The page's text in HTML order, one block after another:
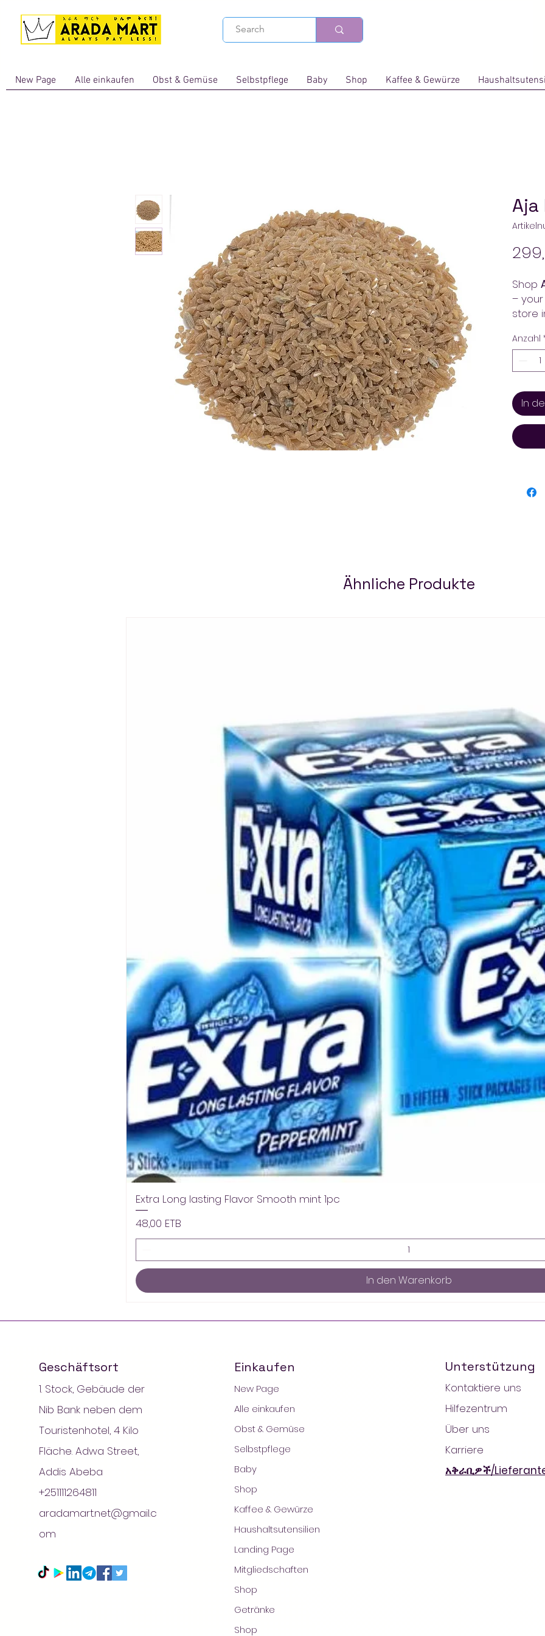
New Page Alle einkaufen Obst & Gemüse Selbstpflege Baby Shop Kaffee & Gewürze
Aja
Shop
–
store
fast
Anzahl
In
Ähnliche Produkte
Extra Long lasting Flavor Smooth mint 1pc
Preis
48,00 ETB
In den Warenkorb
© 2021 by AradaMart - Lebensmittel -Supermarkt -
Geschäftsort
1. Stock, Gebäude der
Nib Bank neben dem
Touristenhotel, 4 Kilo
Fläche. Adwa Street,
Addis Abeba
+251111264811
aradamart.net@gmail.c
om
Einkaufen
New Page
Alle einkaufen
Obst & Gemüse
Selbstpflege
Baby
Shop
Kaffee & Gewürze
Haushaltsutensilien
Landing Page
Mitgliedschaften
Shop
Getränke
Shop
Unterstützung
Kontaktiere uns
Hilfezentrum
Über uns
Karriere
አቅራቢዎች/